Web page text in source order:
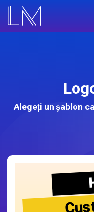
Alegeți un șablon